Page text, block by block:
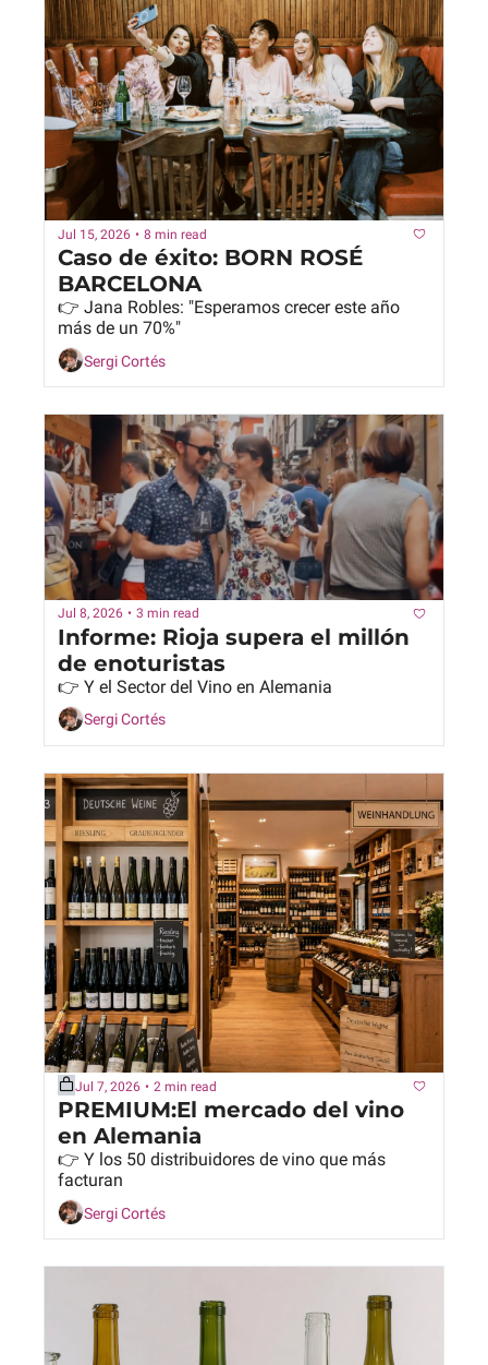
Jul 15, 2026 • 8 min read
Caso de éxito: BORN ROSÉ
BARCELONA
👉 Jana Robles: "Esperamos crecer este año
más de un 70%"
Sergi Cortés
Jul 8, 2026 • 3 min read
Informe: Rioja supera el millón
de enoturistas
👉 Y el Sector del Vino en Alemania
Sergi Cortés
Jul 7, 2026 • 2 min read
PREMIUM:El mercado del vino
en Alemania
👉 Y los 50 distribuidores de vino que más
facturan
Sergi Cortés